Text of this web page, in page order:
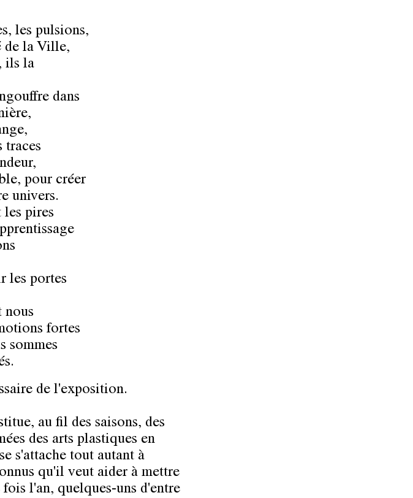
les pulsions,
de la Ville,
ils la
dans
traces
pour créer
univers.
les pires
les portes
nous
fortes
sommes
de l'exposition.
au fil des saisons, des
des arts plastiques en
s'attache tout autant à
qu'il veut aider à mettre
l'an, quelques-uns d'entre